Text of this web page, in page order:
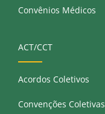
Convênios Médicos
ACT/CCT
Acordos Coletivos
Convenções Coletivas